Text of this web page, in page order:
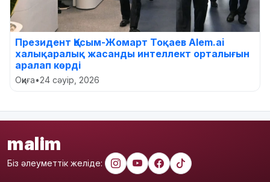
Президент Қасым-Жомарт Тоқаев Alem.ai
халықаралық жасанды интеллект орталығын
аралап көрді
Оқиға•24 сәуір, 2026
malim
Біз әлеуметтік желіде: